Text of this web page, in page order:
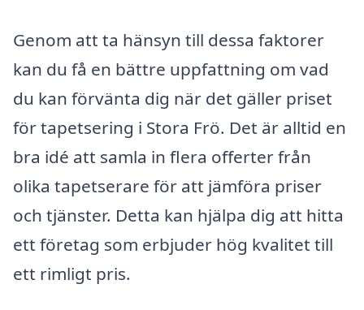
Genom att ta hänsyn till dessa faktorer
kan du få en bättre uppfattning om vad
du kan förvänta dig när det gäller priset
för tapetsering i Stora Frö. Det är alltid en
bra idé att samla in flera offerter från
olika tapetserare för att jämföra priser
och tjänster. Detta kan hjälpa dig att hitta
ett företag som erbjuder hög kvalitet till
ett rimligt pris.